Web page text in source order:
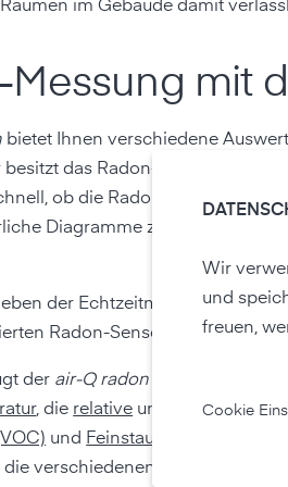
im Gebäude damit
Messung mit
bietet Ihnen verschiedene
besitzt das Radon-Messgerät
ob die Radon-Werte in
Diagramme zur Entwicklung
der Echtzeitmessung die
Radon-Sensor, der die
der air-Q radon
, die relative und absolute
und Feinstaub
. Jeder
die verschiedenen Messgrößen
Wir
und
freuen,
Cookie